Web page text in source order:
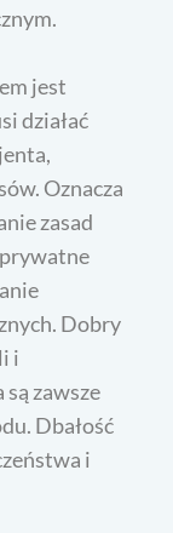
jest
działać
Oznacza
zasad
Dobry
i
zawsze
Dbałość
i